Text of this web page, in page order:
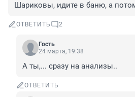
Шариковы, идите в баню, а
ОТВЕТИТЬ 2
Гость
24 марта, 19:38
А ты,... сразу на анализы..
ОТВЕТИТЬ